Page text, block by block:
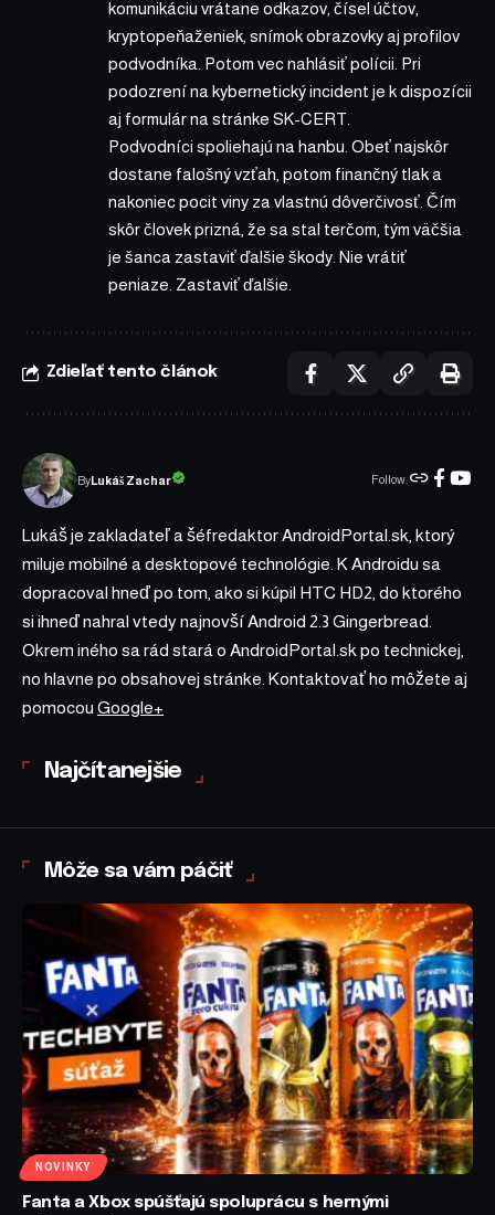
komunikáciu vrátane odkazov, čísel účtov,
kryptopeňaženiek, snímok obrazovky aj profilov
podvodníka. Potom vec nahlásiť polícii. Pri
podozrení na kybernetický incident je k dispozícii
aj formulár na stránke SK-CERT.
Podvodníci spoliehajú na hanbu. Obeť najskôr
dostane falošný vzťah, potom finančný tlak a
nakoniec pocit viny za vlastnú dôverčivosť. Čím
skôr človek prizná, že sa stal terčom, tým väčšia
je šanca zastaviť ďalšie škody. Nie vrátiť
peniaze. Zastaviť ďalšie.
Zdieľať tento článok
ByLukáš Zachar Follow:
Lukáš je zakladateľ a šéfredaktor AndroidPortal.sk, ktorý
miluje mobilné a desktopové technológie. K Androidu sa
dopracoval hneď po tom, ako si kúpil HTC HD2, do ktorého
si ihneď nahral vtedy najnovší Android 2.3 Gingerbread.
Okrem iného sa rád stará o AndroidPortal.sk po technickej,
no hlavne po obsahovej stránke. Kontaktovať ho môžete aj
pomocou Google+
Najčítanejšie
Môže sa vám páčiť
NOVINKY
Fanta a Xbox spúšťajú spoluprácu s hernými